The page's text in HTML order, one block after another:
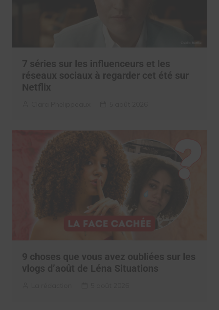
7 séries sur les influenceurs et les
réseaux sociaux à regarder cet été sur
Netflix
9 choses que vous avez oubliées sur les
vlogs d’août de Léna Situations